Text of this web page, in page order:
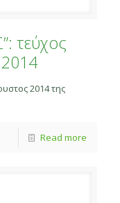
τεύχος
2014 της
Read more